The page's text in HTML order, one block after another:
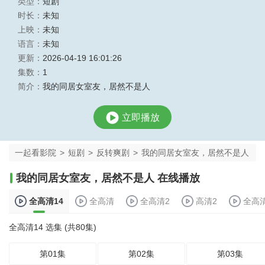
时长： 未知
上映： 未知
语言： 未知
更新： 2026-04-19 16:01:26
集数： 1
简介： 我的同居女室友，居然不是人
立即播放
一起看影院 > 短剧 > 反转爽剧 > 我的同居女室友，居然不是人
我的同居女室友，居然不是人 在线播放
全高清14 全高清 全高清2 高清2 全高
全高清14 选集 (共80集)
第01集 第02集 第03集